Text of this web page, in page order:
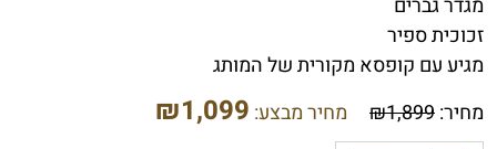
מגדרגברים
זכוכיתספיר
מגיע עם קופסא מקורית של המותג
מחיר:
₪1,899 מחיר מבצע: ₪1,099